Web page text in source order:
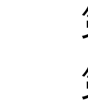
第
第